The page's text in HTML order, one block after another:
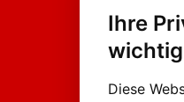
Ihre
wichtig
Diese